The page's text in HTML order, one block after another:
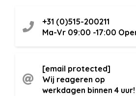
+31 (0)515-200211
Ma-Vr 09:00 -17:00
[email protected]
Wij reageren op
werkdagen binnen 4 uur!